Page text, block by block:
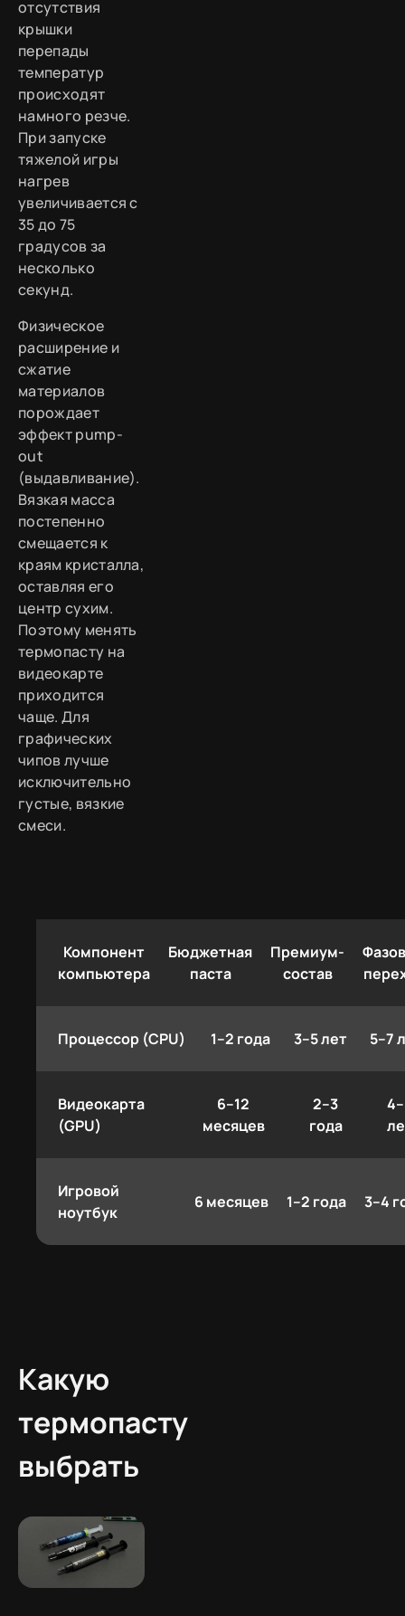
отсутствия
крышки
перепады
температур
происходят
намного резче.
При запуске
тяжелой игры
нагрев
увеличивается с
35 до 75
градусов за
несколько
секунд.
Физическое
расширение и
сжатие
материалов
порождает
эффект pump-
out
(выдавливание).
Вязкая масса
постепенно
смещается к
краям кристалла,
оставляя его
центр сухим.
Поэтому менять
термопасту на
видеокарте
приходится
чаще. Для
графических
чипов лучше
исключительно
густые, вязкие
смеси.
Компонент
компьютера
Бюджетная
паста
Премиум-
состав
Процессор (CPU) 1–2 года 3–5 лет 5–7
Видеокарта
(GPU)
6–12
месяцев
2–3
года
Игровой
ноутбук
6 месяцев 1–2 года 3–4
Какую
термопасту
выбрать